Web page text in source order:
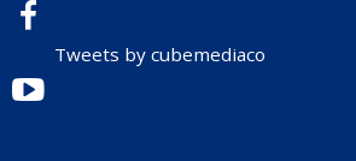
Tweets by cubemediaco